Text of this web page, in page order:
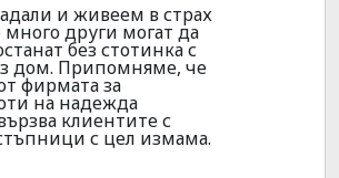
и живеем в страх
много други могат да
без стотинка с
дом. Припомняме, че
фирмата за
на надежда
клиентите с
с цел измама.